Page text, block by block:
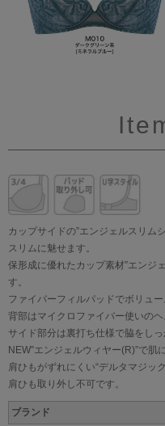
カップサイドの”エンジェルスリム
スリムに魅せます。
保形成に優れたカップ素材”エンジ
す。
ファイバーフィルパッドでボリュー
背部はマイクロファイバー使いの
サイド部分は裏打ち仕様で脇をしっ
NEW”エンジェルウィヤー(R)”で肌
肩ひもがずれにくい“デルタマジッ
肩ひも取り外し不可です。
ブランド